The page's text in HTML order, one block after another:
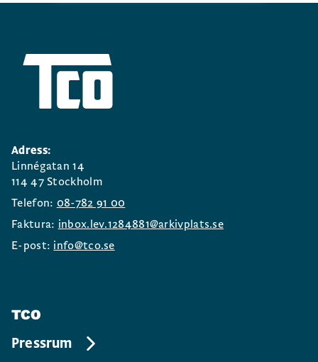
Adress:
Linnégatan 14
114 47 Stockholm
Telefon: 08-782 91 00
Faktura: inbox.lev.1284881@arkivplats.se
E-post: info@tco.se
TCO
Pressrum